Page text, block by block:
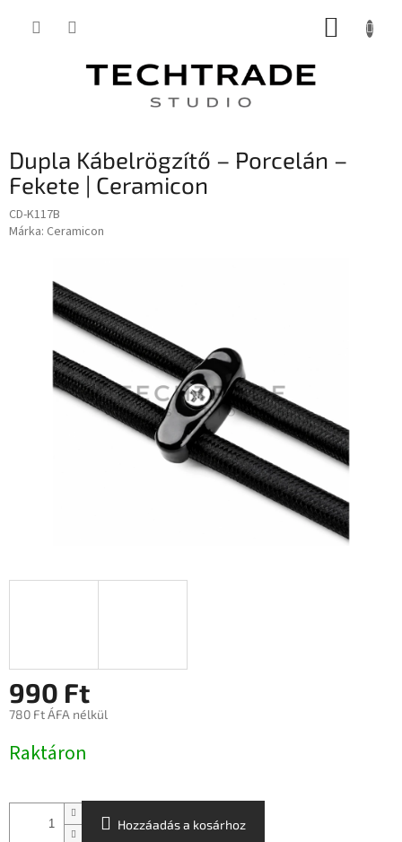
KOSÁR
Dupla Kábelrögzítő – Porcelán –
Fekete | Ceramicon
CD-K117B
Márka: Ceramicon
990 Ft
780 Ft ÁFA nélkül
Raktáron
Hozzáadás a kosárhoz